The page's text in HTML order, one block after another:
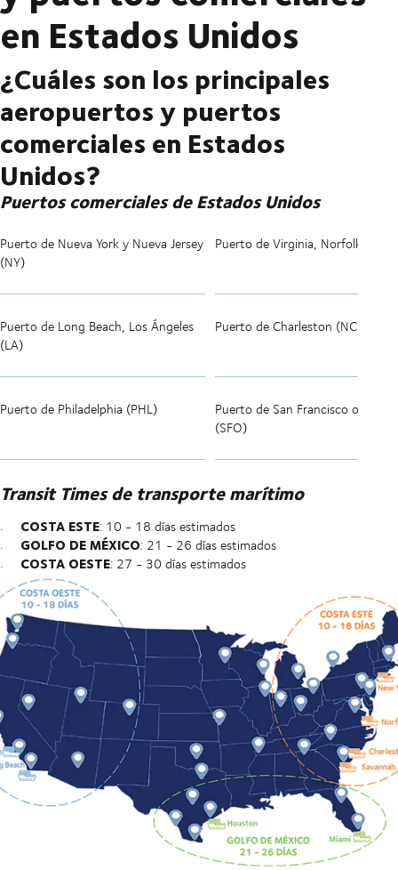
en Estados Unidos
¿Cuáles son los principales
aeropuertos y puertos
comerciales en Estados
Unidos?
Puertos comerciales de Estados Unidos
Puerto de Nueva York y Nueva Jersey
(NY)
Puerto de Virginia, Norfolk (VA)
Puerto de Long Beach, Los Ángeles
(LA)
Puerto de Charleston (NC)
Puerto de Philadelphia (PHL)
Puerto de San Francisco o
(SFO)
Transit Times de transporte marítimo
COSTA ESTE: 10 - 18 días estimados
GOLFO DE MÉXICO: 21 - 26 días estimados
COSTA OESTE: 27 - 30 días estimados